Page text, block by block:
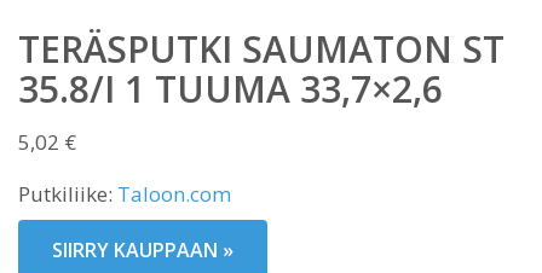
TERÄSPUTKI SAUMATON ST
35.8/I 1 TUUMA 33,7×2,6
5,02 €
Putkiliike: Taloon.com
SIIRRY KAUPPAAN »